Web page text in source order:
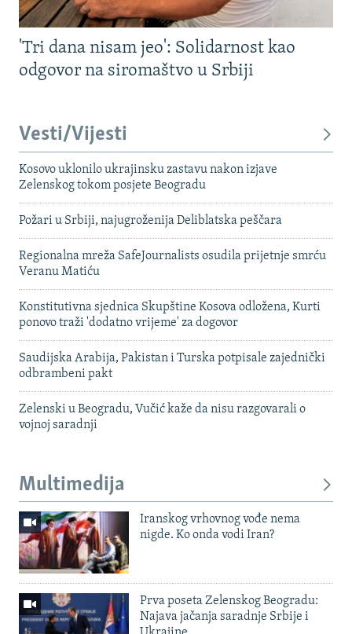
'Tri dana nisam jeo': Solidarnost kao
odgovor na siromaštvo u Srbiji
Vesti/Vijesti
Kosovo uklonilo ukrajinsku zastavu nakon izjave
Zelenskog tokom posjete Beogradu
Požari u Srbiji, najugroženija Deliblatska peščara
Regionalna mreža SafeJournalists osudila prijetnje smrću
Veranu Matiću
Konstitutivna sjednica Skupštine Kosova odložena, Kurti
ponovo traži 'dodatno vrijeme' za dogovor
Saudijska Arabija, Pakistan i Turska potpisale zajednički
odbrambeni pakt
Zelenski u Beogradu, Vučić kaže da nisu razgovarali o
vojnoj saradnji
Multimedija
Iranskog vrhovnog vođe nema
nigde. Ko onda vodi Iran?
Prva poseta Zelenskog Beogradu:
Najava jačanja saradnje Srbije i